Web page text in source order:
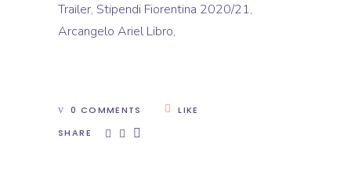
Trailer, Stipendi Fiorentina 2020/21,
Arcangelo Ariel Libro,
0 COMMENTS
LIKE
SHARE